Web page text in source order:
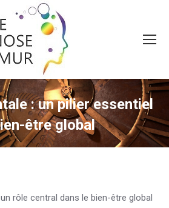
: un pilier essentiel
être global
rôle central dans le bien-être global